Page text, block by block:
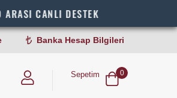
DESTEK
Banka Hesap Bilgileri
Sepetim 0